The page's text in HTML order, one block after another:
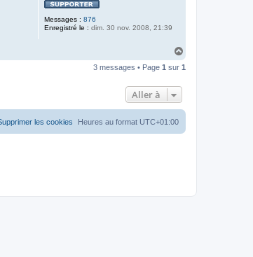
Messages : 876
Enregistré le : dim. 30 nov. 2008, 21:39
u
3 messages • Page 1 sur 1
Aller à
Heures au format UTC+01:00
les cookies